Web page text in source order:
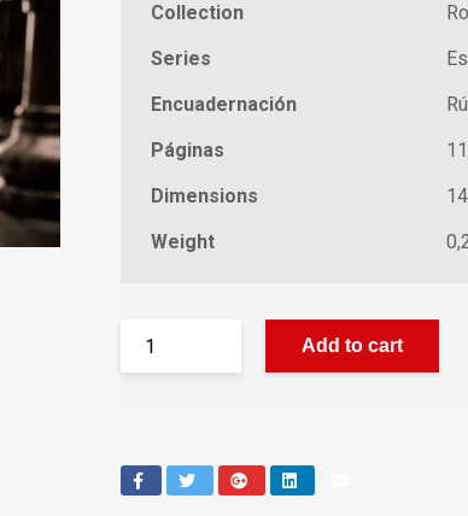
Collection
Series
Encuadernación
Páginas
Dimensions
Weight
Add to cart